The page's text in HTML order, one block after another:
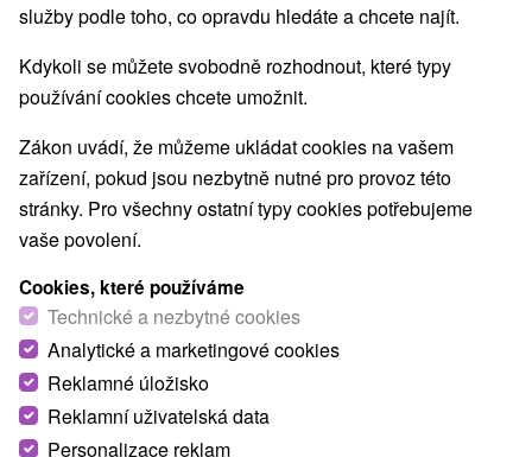
služby podle toho, co opravdu hledáte a chcete najít.
Kdykoli se můžete svobodně rozhodnout, které typy
používání cookies chcete umožnit.
Zákon uvádí, že můžeme ukládat cookies na vašem
zařízení, pokud jsou nezbytně nutné pro provoz této
stránky. Pro všechny ostatní typy cookies potřebujeme
vaše povolení.
Cookies, které používáme
Technické a nezbytné cookies
Analytické a marketingové cookies
Reklamné úložisko
Reklamní uživatelská data
Personalizace reklam